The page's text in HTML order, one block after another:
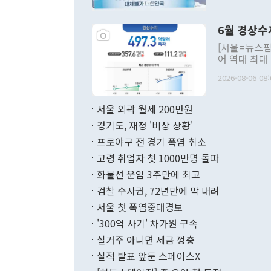
주의적 희망
관의 대북
관 부처 장
관의 무리한
다. [정동영 통일부 장관이 지난달 23일 오후 서울 종로구 정부서울청사에
무너졌다고
함께 4자 대
6월 경상
[서울=뉴스
어 역대 최
료=한국은행] 한국은행이 6일 발표한 '2026년 6월 국제수지(잠정)'
며 월간 기
196.9% 급
수출은
기록했지만
2026-08-06
서울 외곽 월세 200만원
경기도, 재정 '비상 상황'
프로야구 전 경기 폭염 취소
고령 취업자 첫 1000만명 돌파
화물선 운임 3주만에 최고
검찰 수사권, 72년만에 막 내려
서울 첫 폭염중대경보
'300억 사기' 차가원 구속
실거주 아니면 세금 껑충
실적 발표 앞둔 스페이스X